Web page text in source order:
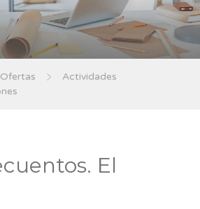
Ofertas
Actividades
El